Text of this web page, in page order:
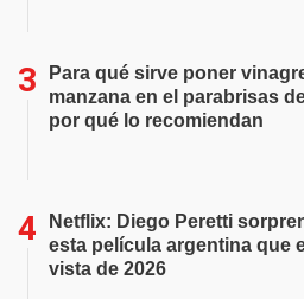
Para qué sirve poner
manzana en el parabrisas
por qué lo recomiendan
Netflix: Diego Peretti
esta película argentina que
vista de 2026